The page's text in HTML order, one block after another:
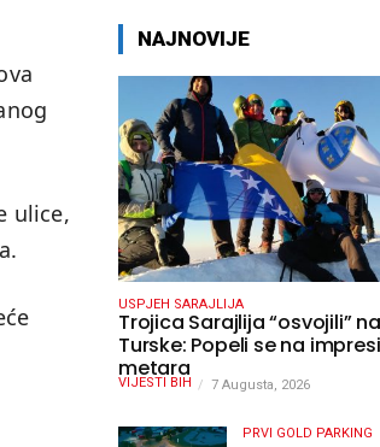
ulice,
NAJNOVIJE
USPJEH SARAJLIJA
Trojica Sarajlija “osvojili”
Turske: Popeli se na
metara
VIJESTI BIH 7 Augusta, 2026
PRVI GOLD PARKING